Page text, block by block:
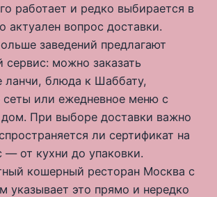
работает и редко выбирается в
актуален вопрос доставки.
заведений предлагают
сервис: можно заказать
ланчи, блюда к Шаббату,
сеты или ежедневное меню с
При выборе доставки важно
ли сертификат на
— от кухни до упаковки.
кошерный ресторан Москва с
указывает это прямо и нередко